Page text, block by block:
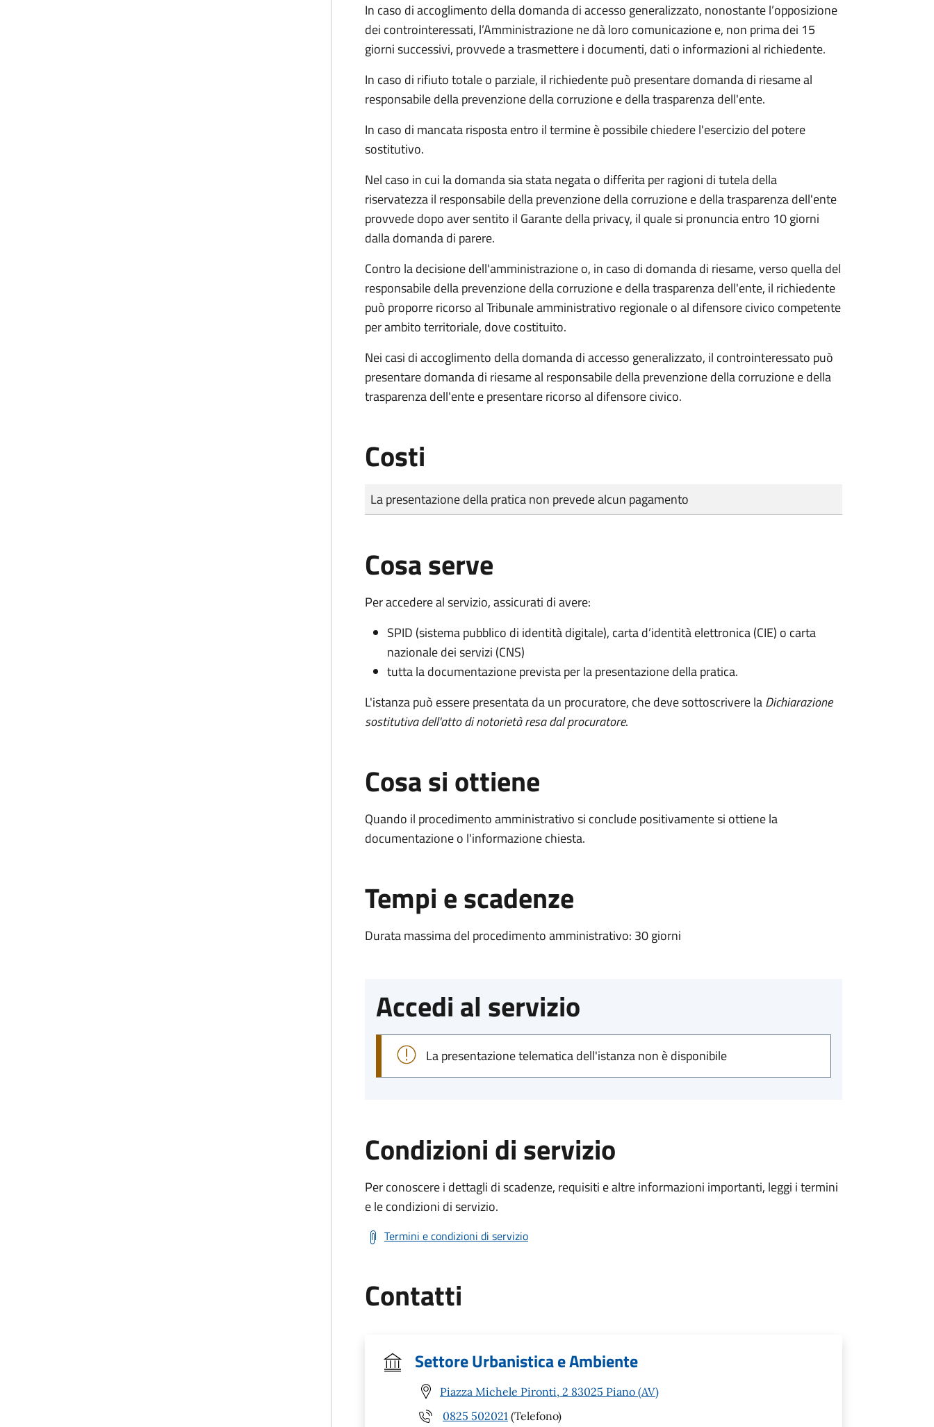
In caso di accoglimento della domanda di accesso generalizzato, nonostante l’opposizione
dei controinteressati, l’Amministrazione ne dà loro comunicazione e, non prima dei 15
giorni successivi, provvede a trasmettere i documenti, dati o informazioni al richiedente.
In caso di rifiuto totale o parziale, il richiedente può presentare domanda di riesame al
responsabile della prevenzione della corruzione e della trasparenza dell'ente.
In caso di mancata risposta entro il termine è possibile chiedere l'esercizio del potere
sostitutivo.
Nel caso in cui la domanda sia stata negata o differita per ragioni di tutela della
riservatezza il responsabile della prevenzione della corruzione e della trasparenza dell'ente
provvede dopo aver sentito il Garante della privacy, il quale si pronuncia entro 10 giorni
dalla domanda di parere.
Contro la decisione dell'amministrazione o, in caso di domanda di riesame, verso quella del
responsabile della prevenzione della corruzione e della trasparenza dell'ente, il richiedente
può proporre ricorso al Tribunale amministrativo regionale o al difensore civico competente
per ambito territoriale, dove costituito.
Nei casi di accoglimento della domanda di accesso generalizzato, il controinteressato può
presentare domanda di riesame al responsabile della prevenzione della corruzione e della
trasparenza dell'ente e presentare ricorso al difensore civico.
Costi
Tipo di pagamento
Importo
La presentazione della pratica non prevede alcun pagamento
Cosa serve
Per accedere al servizio, assicurati di avere:
SPID (sistema pubblico di identità digitale), carta d’identità elettronica (CIE) o carta
nazionale dei servizi (CNS)
tutta la documentazione prevista per la presentazione della pratica.
L'istanza può essere presentata da un procuratore, che deve sottoscrivere laDichiarazione
sostitutiva dell'atto di notorietà resa dal procuratore.
Cosa si ottiene
Quando il procedimento amministrativo si conclude positivamente si ottiene la
documentazione o l'informazione chiesta.
Tempi e scadenze
Durata massima del procedimento amministrativo: 30 giorni
Accedi al servizio
La presentazione telematica dell'istanza non è disponibile
Condizioni di servizio
Per conoscere i dettagli di scadenze, requisiti e altre informazioni importanti, leggi i termini
e le condizioni di servizio.
Termini e condizioni di servizio
Contatti
Settore Urbanistica e Ambiente
Piazza Michele Pironti, 2 83025 Piano (AV)
0825 502021 (Telefono)